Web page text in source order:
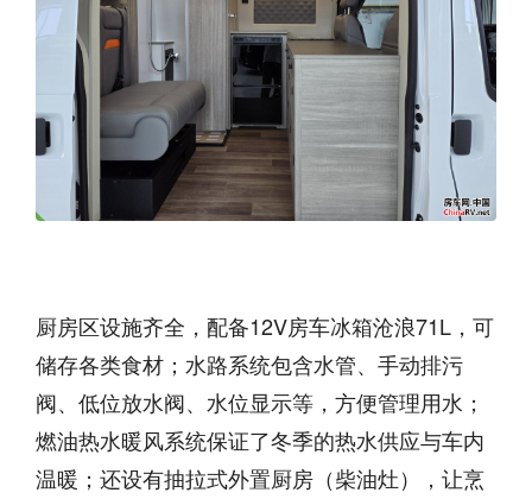
厨房区设施齐全，配备12V房车冰箱沧浪71L，可
储存各类食材；水路系统包含水管、手动排污
阀、低位放水阀、水位显示等，方便管理用水；
燃油热水暖风系统保证了冬季的热水供应与车内
温暖；还设有抽拉式外置厨房（柴油灶），让烹